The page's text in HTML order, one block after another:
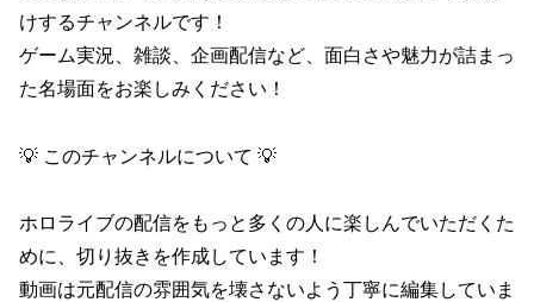
けするチャンネルです！
ゲーム実況、雑談、企画配信など、面白さや魅力が詰まっ
た名場面をお楽しみください！
💡 このチャンネルについて 💡
ホロライブの配信をもっと多くの人に楽しんでいただくた
めに、切り抜きを作成しています！
動画は元配信の雰囲気を壊さないよう丁寧に編集していま